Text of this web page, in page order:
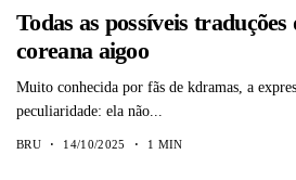
Todas as possíveis traduções
coreana aigoo
Muito conhecida por fãs de kdramas, a
peculiaridade: ela não...
BRU 14/10/2025 1 MIN